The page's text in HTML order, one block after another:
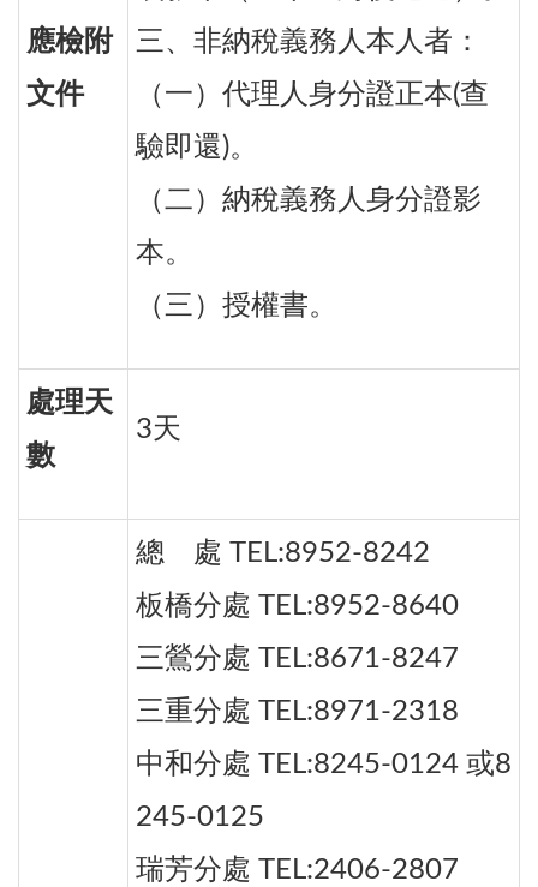
應檢附
文件
三、非納稅義務人本人者：
（一）代理人身分證正本(查
驗即還)。
（二）納稅義務人身分證影
本。
（三）授權書。
處理天
數
3天
總 處 TEL:8952-8242
板橋分處 TEL:8952-8640
三鶯分處 TEL:8671-8247
三重分處 TEL:8971-2318
中和分處 TEL:8245-0124 或8
245-0125
瑞芳分處 TEL:2406-2807